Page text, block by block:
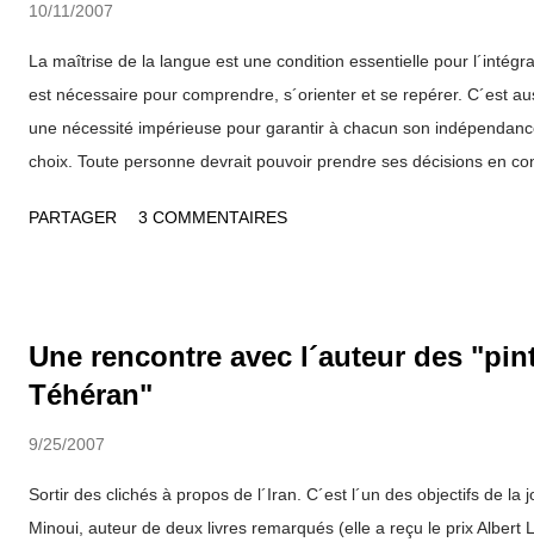
10/11/2007
La maîtrise de la langue est une condition essentielle pour
est nécessaire pour comprendre, s´orienter et se repérer. C´est
une nécessité impérieuse pour garantir à chacun son
choix. Toute personne devrait pouvoir prendre ses décisions en
même de sa famille, dans la relation de couple. Le préfet du
cette formation linguistique débouchera sur la délivrance d´un
française (DILF). Une première étape dans un parcours
PARTAGER 3 COMMENTAIRES
Une rencontre avec l´auteur des
Téhéran"
9/25/2007
Sortir des clichés à propos de l´Iran. C´est l´un des objectifs de la
Minoui, auteur de deux livres remarqués (elle a reçu le prix Albert